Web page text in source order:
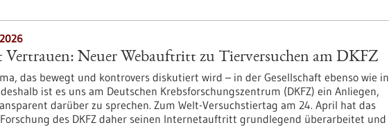
Vertrauen: Neuer Webauftritt zu Tierversuchen am DKFZ
das bewegt und kontrovers diskutiert wird – in der Gesellschaft ebenso wie in
ist es uns am Deutschen Krebsforschungszentrum (DKFZ) ein Anliegen,
darüber zu sprechen. Zum Welt-Versuchstiertag am 24. April hat das
des DKFZ daher seinen Internetauftritt grundlegend überarbeitet und